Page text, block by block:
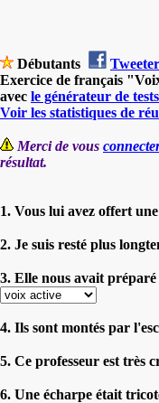
Débutants Tweeter
Exercice de français
avec le générateur de
Voir les statistiques de
Merci de vous
résultat.
1. Vous lui avez offert
2. Je suis resté plus
3. Elle nous avait
4. Ils sont montés par
5. Ce professeur est très
6. Une écharpe était